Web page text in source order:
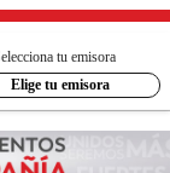
tu emisora
Elige tu emisora